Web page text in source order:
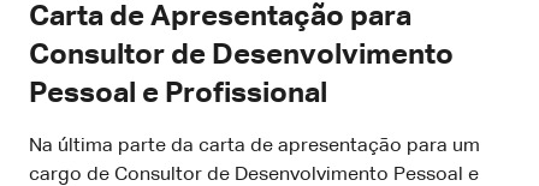
Carta de Apresentação para
Consultor de Desenvolvimento
Pessoal e Profissional
Na última parte da carta de apresentação para um
cargo de Consultor de Desenvolvimento Pessoal e